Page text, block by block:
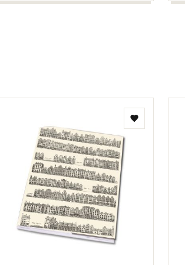
Toevoegen